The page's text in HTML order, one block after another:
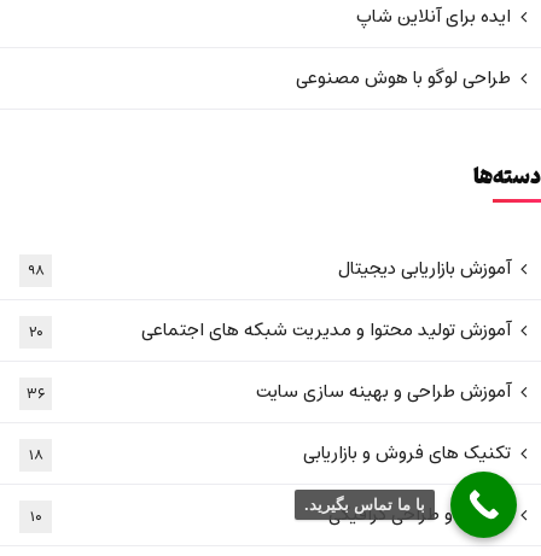
ایده برای آنلاین شاپ
طراحی لوگو با هوش مصنوعی
دسته‌ها
آموزش بازاریابی دیجیتال ۹۸
آموزش تولید محتوا و مدیریت شبکه های اجتماعی ۲۰
آموزش طراحی و بهینه سازی سایت ۳۶
تکنیک های فروش و بازاریابی ۱۸
عکاسی و طراحی گرافیکی ۱۰ با ما تماس بگیرید.